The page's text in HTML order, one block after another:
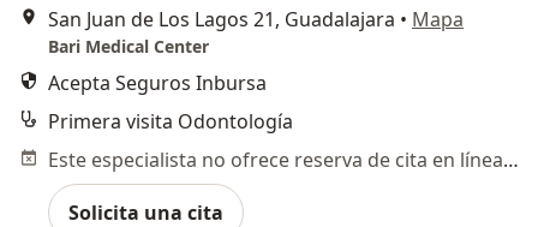
San Juan de Los Lagos 21, Guadalajara • Mapa
Bari Medical Center
Acepta Seguros Inbursa
Primera visita Odontología
Este especialista no ofrece reserva de cita en línea en esta dirección.
Solicita una cita